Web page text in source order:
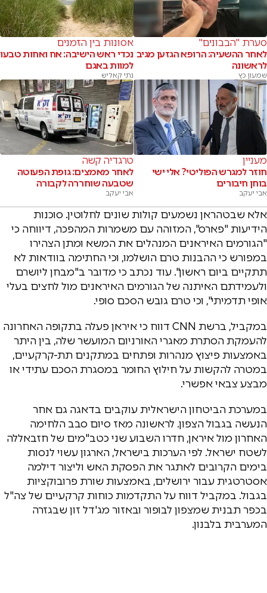
סערת "הבבונים"
לאחר ההשעיה: הרופא הגזען מגיב
לראשונה
שמעון כץ
אסונות בין הזמנים
נכדי ראש הישיבה: אח ואחות טבעו
למוות באגם
נתי קאליש
מעניין
חוזר למגרש הפוליטי? אלי ישי
בוחן חיבורים
אבי יעקב
טרגדיה קשה
לאחר מאמצים: גופת הפעוטה
שטבעה שוחררה לקבורה
אבי יעקב
אלא שבטהראן נשמעים קולות שונים לחלוטין. סוכנות
הידיעות "פארס", המזוהה עם משמרות המהפכה, דיווחה כי
"הגורמים האיראנים המנהלים את המשא ומתן הצהירו
במפורש כי ההבנות טרם הושלמו, וכי החתימה בוודאות לא
תתקיים ביום ראשון". עוד נכתב כי מדובר ב"מבחן ליושרם
ולעמידתם האיתנה של הגורמים האיראנים מול לחצים בעלי
אופי תדמיתי", וכי טרם גובש הסכם סופי.
במקביל, ברשת CNN דווח כי איראן פעלה בתקופה האחרונה
להעמקת הסתרת מאגרי האורניום המועשר שלה, בין היתר
באמצעות פיצוץ מנהרות ופתחים במתקנים תת-קרקעיים,
במטרה להקשות על חילוץ החומר במסגרת הסכם עתידי או
מבצע צבאי אפשרי.
במערכת הביטחון הישראלית עוקבים בדאגה גם אחר
הנעשה בגבול הצפון. לראשונה מאז סיום סבב הלחימה
האחרון מול איראן, חדרו השבוע שני כטב"מים של חזבאללה
לשטח ישראל. לפי הערכות בישראל, הארגון עשוי לנסות
בימים הקרובים לאתגר את הפסקת האש וליצור דילמה
אסטרטגית עבור ירושלים, באמצעות שורת פרובוקציות
בגבול. במקביל דווח על התקדמות כוחות קרקעיים של צה"ל
בכפר תבנית שמצפון לבופור ובאזור מג'דל זון שבגזרה
המערבית בלבנון.